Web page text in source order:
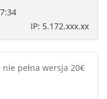
IP: 5.172.xxx.xx
pełna wersja 20€